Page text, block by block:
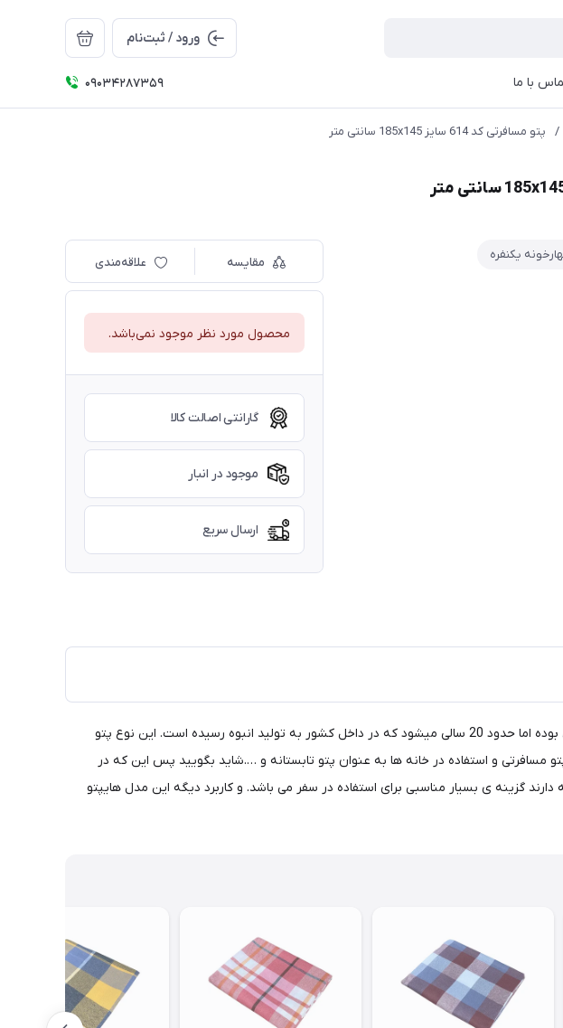
ورود / ثبت‌نام
با ما 09034287359
/ پتو مسافرتی کد 614 سایز 185x145 سانتی متر
یکنفره
مقایسه علاقه‌مندی
محصول مورد نظر موجود نمی‌باشد.
گارانتی اصالت کالا
موجود در انبار
ارسال سریع
پتو مسافرتی چهارخونه یکی از با سابقه ترین مدل های پتو مسافرتی در ایران می باشد که در ابتدا محصول وارداتی بوده اما حدود 20 سالی میشود که در داخل کشور به تولید انبوه رسیده است. این نوع پتو
مسافرتی و استفاده در خانه ها به عنوان پتو تابستانه و ….شاید بگویید پس این که در
گزینه ی بسیار مناسبی برای استفاده در سفر می باشد. و کاربرد دیگه این مدل هایپتو